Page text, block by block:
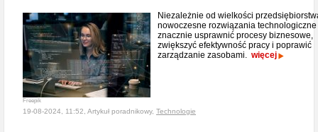
Freepik
Niezależnie od wielkości
nowoczesne rozwiązania
znacznie usprawnić procesy biznesowe,
zwiększyć efektywność pracy i poprawić
zarządzanie zasobami. więcej
19-08-2024, 11:52, Artykuł poradnikowy, Technologie